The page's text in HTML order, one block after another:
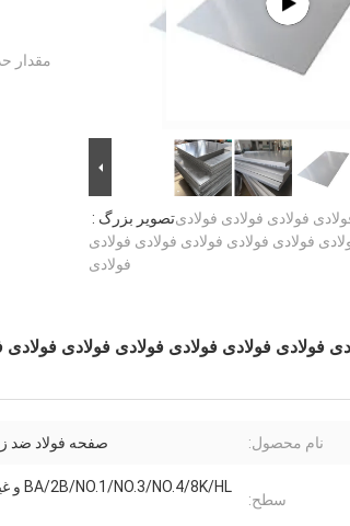
تصویر بزرگ :فولادی فولادی فولادی
فولادی فولادی فولادی فولادی فولادی
فولادی
مقدار
فولادی فولادی فولادی فولادی فولادی فولادی
نام محصول: صفحه فولاد ضد
سطح:
BA/2B/NO.1/NO.3/NO.4/8K/HL و غیره